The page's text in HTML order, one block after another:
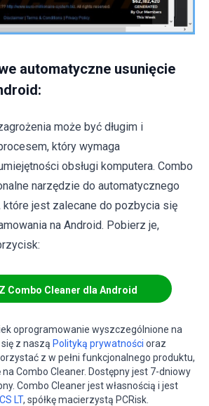
automatyczne usunięcie
może być długim i
który wymaga
obsługi komputera. Combo
narzędzie do automatycznego
które jest zalecane do pozbycia się
na Android. Pobierz je,
Combo Cleaner dla Android
oprogramowanie wyszczególnione na
z naszą Polityką prywatności oraz
z w pełni funkcjonalnego produktu,
Combo Cleaner. Dostępny jest 7-dniowy
Combo Cleaner jest własnością i jest
LT, spółkę macierzystą PCRisk.